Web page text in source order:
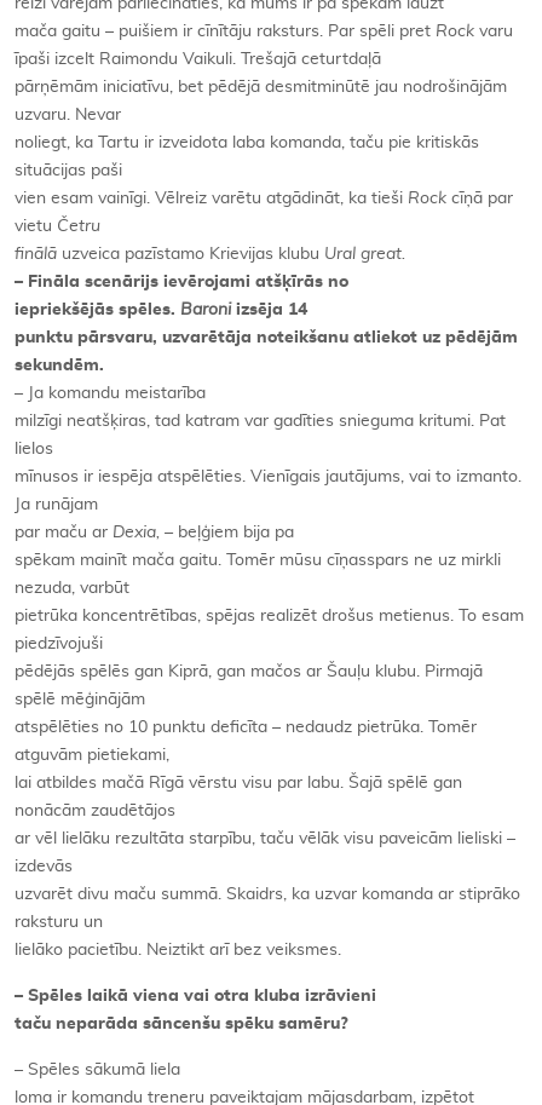
reizi varējām pārliecināties, ka mums ir pa spēkam lauzt
mača gaitu – puišiem ir cīnītāju raksturs. Par spēli pret Rock varu
īpaši izcelt Raimondu Vaikuli. Trešajā ceturtdaļā
pārņēmām iniciatīvu, bet pēdējā desmitminūtē jau nodrošinājām
uzvaru. Nevar
noliegt, ka Tartu ir izveidota laba komanda, taču pie kritiskās
situācijas paši
vien esam vainīgi. Vēlreiz varētu atgādināt, ka tieši Rock cīņā par
vietu Četru
finālā uzveica pazīstamo Krievijas klubu Ural great.
– Fināla scenārijs ievērojami atšķīrās no
iepriekšējās spēles. Baroni izsēja 14
punktu pārsvaru, uzvarētāja noteikšanu atliekot uz pēdējām
sekundēm.
– Ja komandu meistarība
milzīgi neatšķiras, tad katram var gadīties snieguma kritumi. Pat
lielos
mīnusos ir iespēja atspēlēties. Vienīgais jautājums, vai to izmanto.
Ja runājam
par maču ar Dexia, – beļģiem bija pa
spēkam mainīt mača gaitu. Tomēr mūsu cīņasspars ne uz mirkli
nezuda, varbūt
pietrūka koncentrētības, spējas realizēt drošus metienus. To esam
piedzīvojuši
pēdējās spēlēs gan Kiprā, gan mačos ar Šauļu klubu. Pirmajā
spēlē mēģinājām
atspēlēties no 10 punktu deficīta – nedaudz pietrūka. Tomēr
atguvām pietiekami,
lai atbildes mačā Rīgā vērstu visu par labu. Šajā spēlē gan
nonācām zaudētājos
ar vēl lielāku rezultāta starpību, taču vēlāk visu paveicām lieliski –
izdevās
uzvarēt divu maču summā. Skaidrs, ka uzvar komanda ar stiprāko
raksturu un
lielāko pacietību. Neiztikt arī bez veiksmes.
– Spēles laikā viena vai otra kluba izrāvieni
taču neparāda sāncenšu spēku samēru?
– Spēles sākumā liela
loma ir komandu treneru paveiktajam mājasdarbam, izpētot